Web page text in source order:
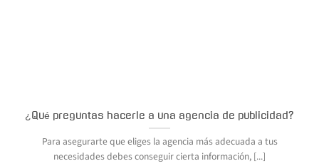
¿Qué preguntas hacerle a una agencia de publicidad?
Para asegurarte que eliges la agencia más adecuada a tus
necesidades debes conseguir cierta información, [...]